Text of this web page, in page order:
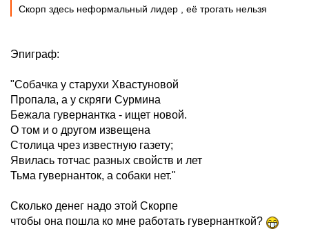
Скорп здесь неформальный лидер , её трогать нельзя
Эпиграф:
"Собачка у старухи Хвастуновой
Пропала, а у скряги Сурмина
Бежала гувернантка - ищет новой.
О том и о другом извещена
Столица чрез известную газету;
Явилась тотчас разных свойств и лет
Тьма гувернанток, а собаки нет."
Сколько денег надо этой Скорпе
чтобы она пошла ко мне работать гувернанткой?